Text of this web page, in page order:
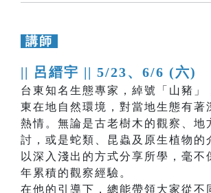
講師
|| 呂縉宇 || 5/23、6/6 (六)
台東知名生態專家，綽號「山豬」
東在地自然環境，對當地生態有著
熱情。無論是古老樹木的觀察、地
討，或是蛇類、昆蟲及原生植物的
以深入淺出的方式分享所學，毫不
年累積的觀察經驗。
在他的引導下，總能帶領大家從不